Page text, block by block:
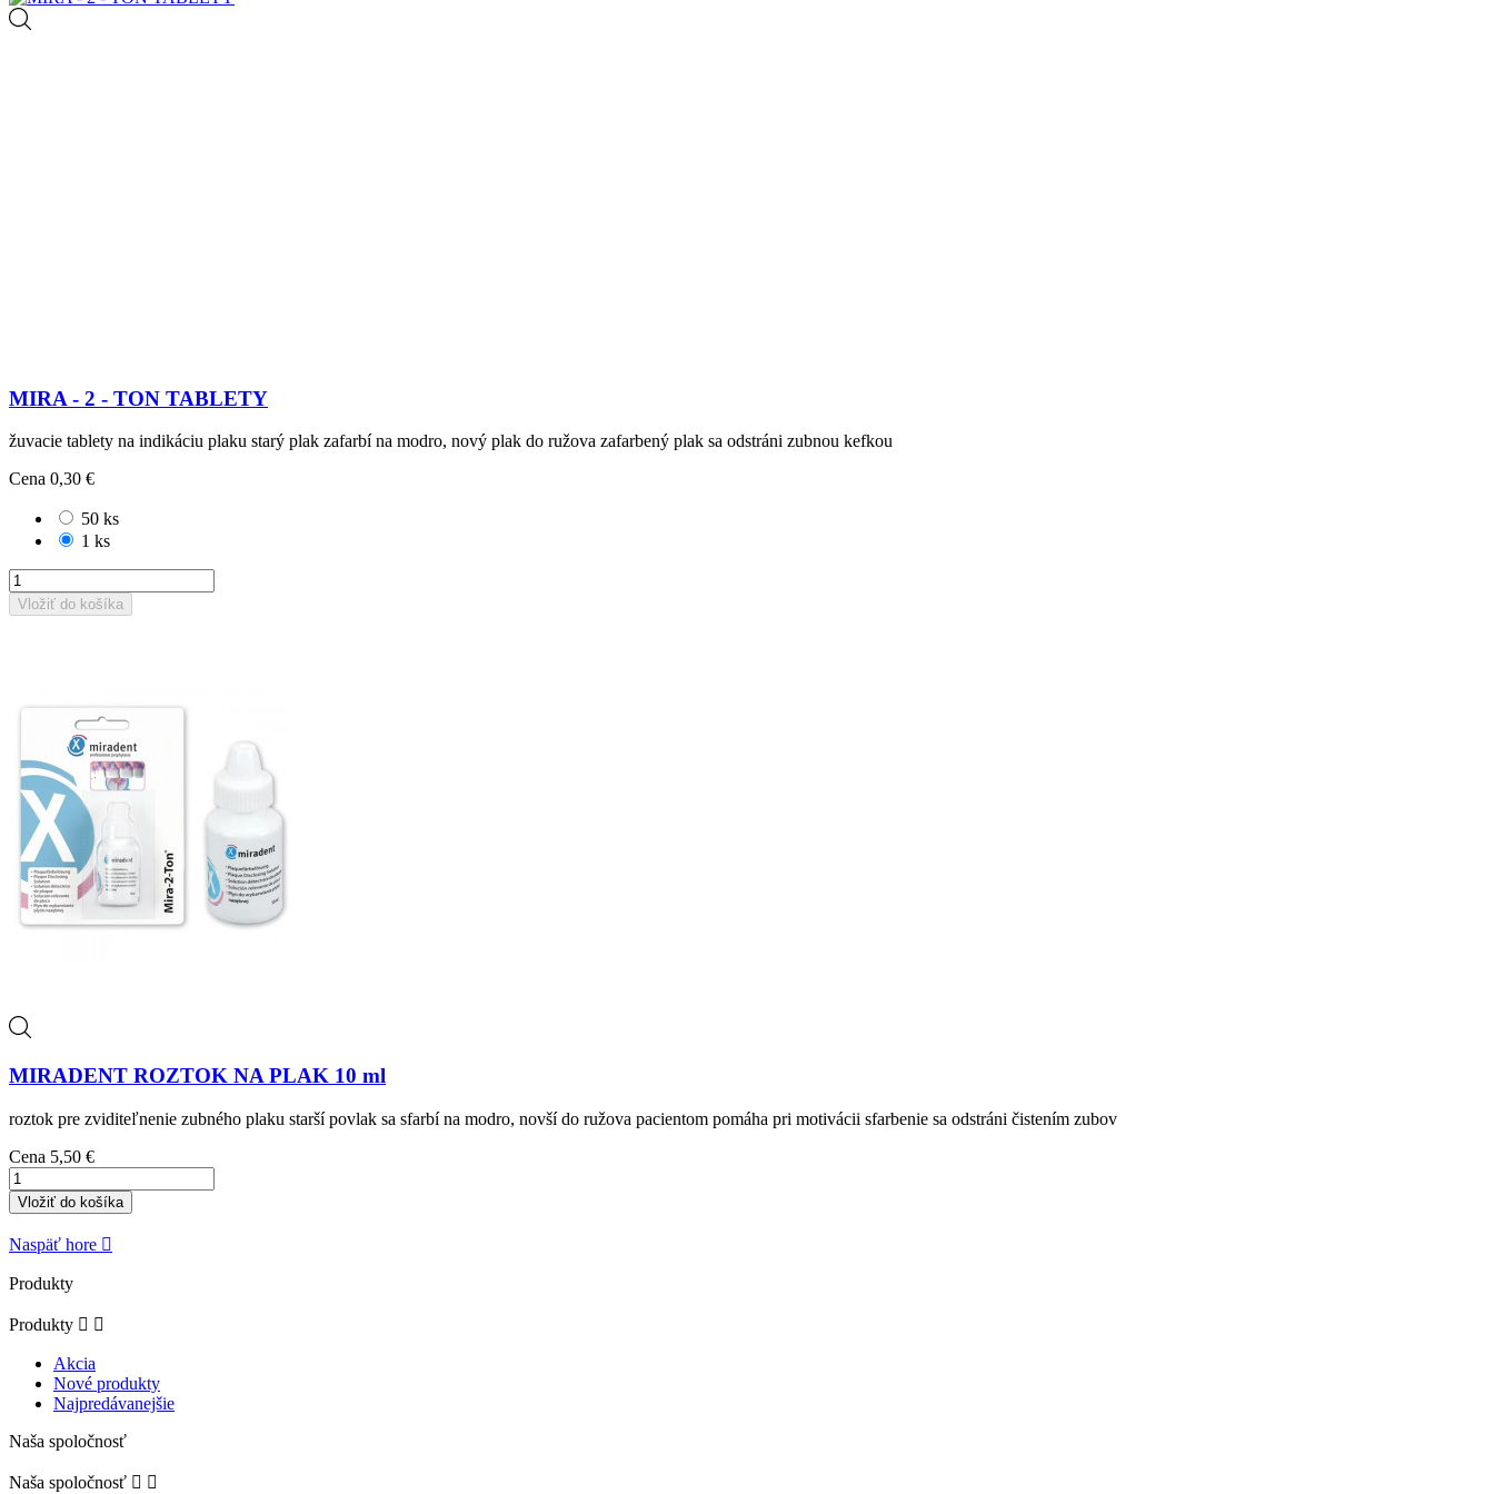
MIRA - 2 - TON TABLETY
žuvacie tablety na indikáciu plaku starý plak zafarbí na modro, nový plak do ružova zafarbený plak sa odstráni zubnou kefkou
Cena 0,30 €
50 ks
1 ks
Vložiť do košíka
MIRADENT ROZTOK NA PLAK 10 ml
roztok pre zviditeľnenie zubného plaku starší povlak sa sfarbí na modro, novší do ružova pacientom pomáha pri motivácii sfarbenie sa odstráni čistením zubov
Cena 5,50 €
Vložiť do košíka
Naspäť hore 
Produkty
Produkty  
Akcia
Nové produkty
Najpredávanejšie
Naša spoločnosť
Naša spoločnosť  